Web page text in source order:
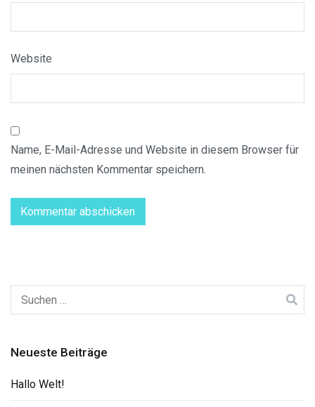
Website
Name, E-Mail-Adresse und Website in diesem Browser für
meinen nächsten Kommentar speichern.
Suchen
nach:
Neueste Beiträge
Hallo Welt!